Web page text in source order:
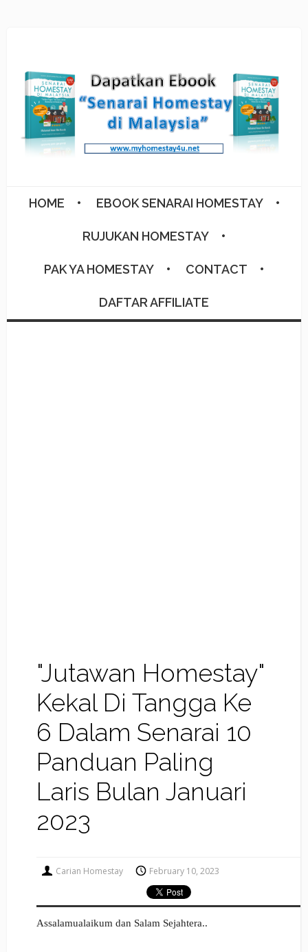
HOME EBOOK SENARAI HOMESTAY
RUJUKAN HOMESTAY
PAK YA HOMESTAY CONTACT
DAFTAR AFFILIATE
"Jutawan Homestay"
Kekal Di Tangga Ke
6 Dalam Senarai 10
Panduan Paling
Laris Bulan Januari
2023
Carian Homestay February 10, 2023
Assalamualaikum dan Salam Sejahtera..